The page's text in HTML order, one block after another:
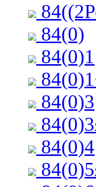
84(0)
84(0)1
84(0)3
84(0)4